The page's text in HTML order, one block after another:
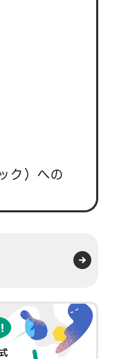
ク）への